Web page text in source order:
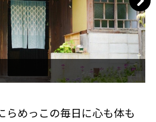
らめっこの毎日に心も体も